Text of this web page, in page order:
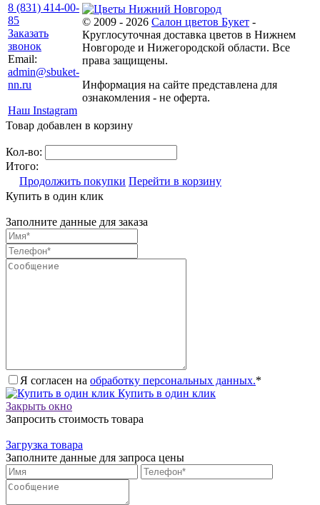
8 (831) 414-00-
85
Заказать
звонок
Email:
admin@sbuket-
nn.ru
Наш Instagram
© 2009 - 2026 Салон цветов Букет -
Круглосуточная доставка цветов в Нижнем
Новгороде и Нижегородской области. Все
права защищены.
Информация на сайте представлена для
ознакомления - не оферта.
Товар добавлен в корзину
Кол-во:
Итого:
Продолжить покупки Перейти в корзину
Купить в один клик
Заполните данные для заказа
Я согласен на обработку персональных данных.*
Купить в один клик
Закрыть окно
Запросить стоимость товара
Загрузка товара
Заполните данные для запроса цены